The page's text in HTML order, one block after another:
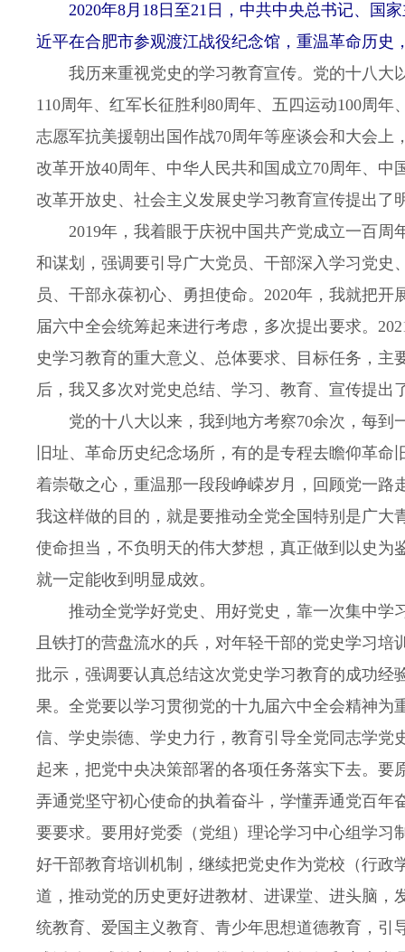
2020年8月18日至21日，中共中央总书记、国
近平在合肥市参观渡江战役纪念馆，重温革命历
我历来重视党史的学习教育宣传。党的十八大
110周年、红军长征胜利80周年、五四运动100周
志愿军抗美援朝出国作战70周年等座谈会和大会
改革开放40周年、中华人民共和国成立70周年、
改革开放史、社会主义发展史学习教育宣传提出了
2019年，我着眼于庆祝中国共产党成立一百周
和谋划，强调要引导广大党员、干部深入学习党
员、干部永葆初心、勇担使命。2020年，我就把
届六中全会统筹起来进行考虑，多次提出要求。
史学习教育的重大意义、总体要求、目标任务，
后，我又多次对党史总结、学习、教育、宣传提出
党的十八大以来，我到地方考察70余次，每到
旧址、革命历史纪念场所，有的是专程去瞻仰革
着崇敬之心，重温那一段段峥嵘岁月，回顾党一
我这样做的目的，就是要推动全党全国特别是广
使命担当，不负明天的伟大梦想，真正做到以史
就一定能收到明显成效。
推动全党学好党史、用好党史，靠一次集中学
且铁打的营盘流水的兵，对年轻干部的党史学习
批示，强调要认真总结这次党史学习教育的成功
果。全党要以学习贯彻党的十九届六中全会精神
信、学史崇德、学史力行，教育引导全党同志学
起来，把党中央决策部署的各项任务落实下去。
弄通党坚守初心使命的执着奋斗，学懂弄通党百
要要求。要用好党委（党组）理论学习中心组学
好干部教育培训机制，继续把党史作为党校（行
道，推动党的历史更好进教材、进课堂、进头脑
统教育、爱国主义教育、青少年思想道德教育，引